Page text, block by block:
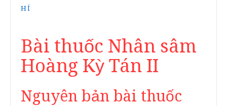
HÍ
Bài thuốc Nhân sâm
Hoàng Kỳ Tán II
Nguyên bản bài thuốc